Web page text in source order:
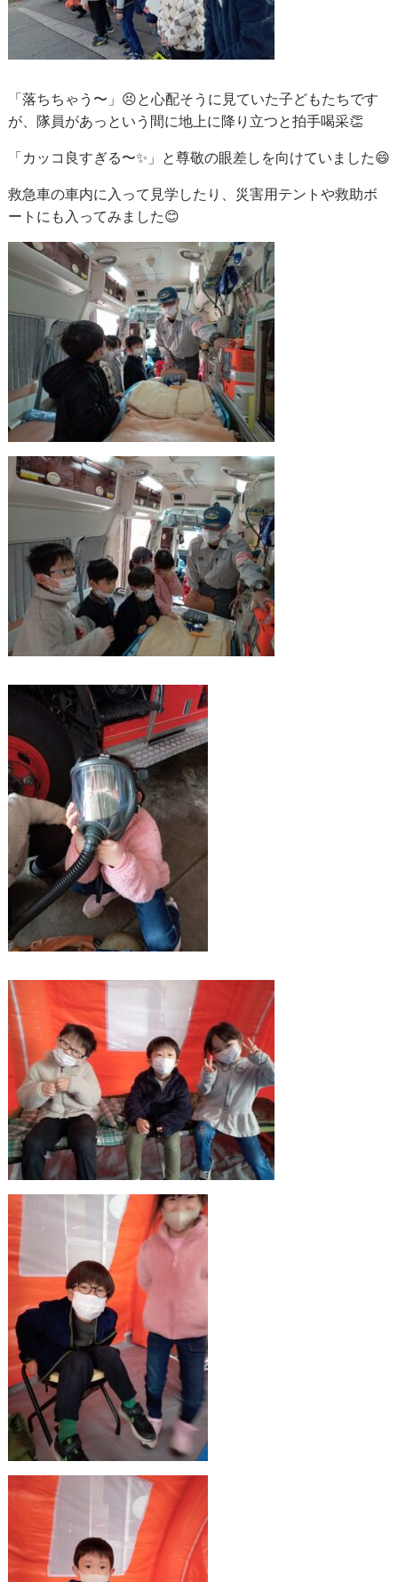
「落ちちゃう〜」😣と心配そうに見ていた子どもたちです
が、隊員があっという間に地上に降り立つと拍手喝采👏
「カッコ良すぎる〜✨」と尊敬の眼差しを向けていました😄
救急車の車内に入って見学したり、災害用テントや救助ボ
ートにも入ってみました😊